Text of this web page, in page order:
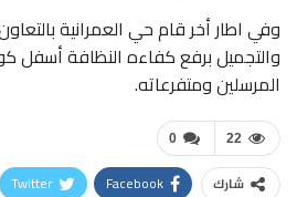
وفي اطار أخر قام حي العمرانية
والتجميل برفع كفاءه النظافة أسفل
المرسلين ومتفرعاته.
0 22
شارك Facebook
Twitter